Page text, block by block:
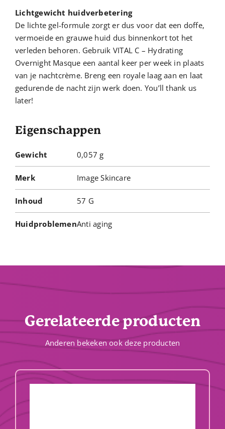
Lichtgewicht huidverbetering
De lichte gel-formule zorgt er dus voor dat een doffe,
vermoeide en grauwe huid dus binnenkort tot het
verleden behoren. Gebruik VITAL C – Hydrating
Overnight Masque een aantal keer per week in plaats
van je nachtcrème. Breng een royale laag aan en laat
gedurende de nacht zijn werk doen. You’ll thank us
later!
Eigenschappen
Gewicht 0,057 g
Merk Image Skincare
Inhoud 57 G
HuidproblemenAnti aging
Gerelateerde producten
Anderen bekeken ook deze producten